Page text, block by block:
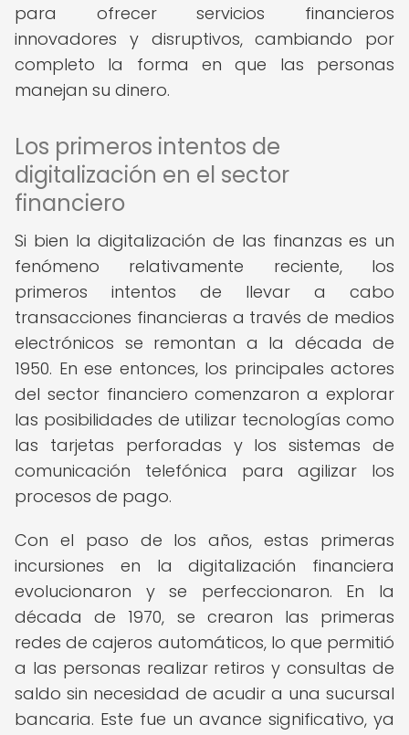
para ofrecer servicios financieros
innovadores y disruptivos, cambiando por
completo la forma en que las personas
manejan su dinero.
Los primeros intentos de
digitalización en el sector
financiero
Si bien la digitalización de las finanzas es un
fenómeno relativamente reciente, los
primeros intentos de llevar a cabo
transacciones financieras a través de medios
electrónicos se remontan a la década de
1950. En ese entonces, los principales actores
del sector financiero comenzaron a explorar
las posibilidades de utilizar tecnologías como
las tarjetas perforadas y los sistemas de
comunicación telefónica para agilizar los
procesos de pago.
Con el paso de los años, estas primeras
incursiones en la digitalización financiera
evolucionaron y se perfeccionaron. En la
década de 1970, se crearon las primeras
redes de cajeros automáticos, lo que permitió
a las personas realizar retiros y consultas de
saldo sin necesidad de acudir a una sucursal
bancaria. Este fue un avance significativo, ya